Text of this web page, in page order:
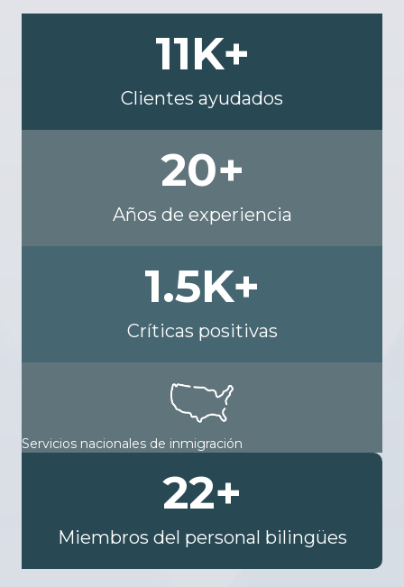
11K+
Clientes ayudados
20+
Años de experiencia
1.5K+
Críticas positivas
Servicios nacionales de inmigración
22+
Miembros del personal bilingües